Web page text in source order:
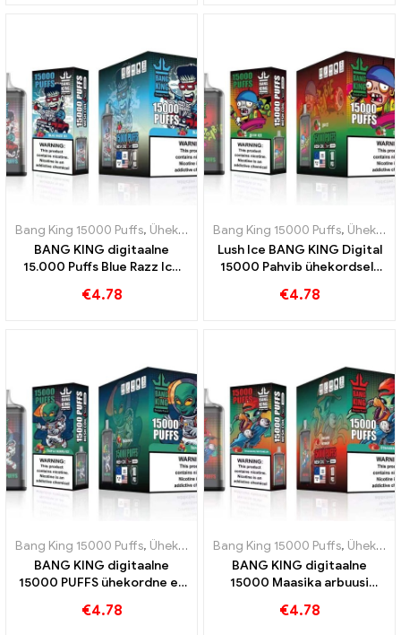
Bang King 15000 Puffs, Ühekordsed e-sigaretid Rootsi ,
BANG KING digitaalne
15.000 Puffs Blue Razz Ice
sigaret
€4.78
Bang King 15000 Puffs, Ühekordsed e-sigaretid Rootsi
Lush Ice BANG KING Digital
15000 Pahvib ühekordselt
sigaret 15000 Puff arbuus
€4.78
Bang King 15000 Puffs, Ühekordsed e-sigaretid Rootsi ,
BANG KING digitaalne
15000 PUFFS ühekordne e-
Triple Berry Ice
€4.78
Bang King 15000 Puffs, Ühekordsed e-sigaretid Rootsi
BANG KING digitaalne
15000 Maasika arbuusi
Ühekordsed e-sigaretid
€4.78